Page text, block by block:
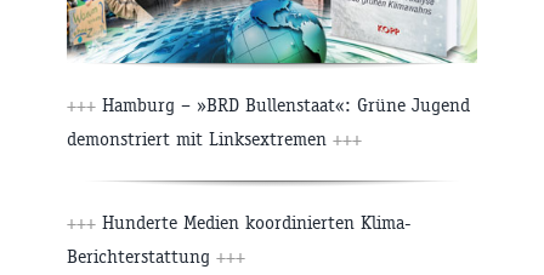
+++ Hamburg – »BRD Bullenstaat«: Grüne Jugend
demonstriert mit Linksextremen +++
+++ Hunderte Medien koordinierten Klima-
Berichterstattung +++